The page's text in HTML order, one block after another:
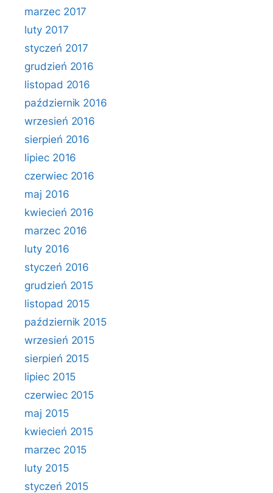
marzec 2017
luty 2017
styczeń 2017
grudzień 2016
listopad 2016
październik 2016
wrzesień 2016
sierpień 2016
lipiec 2016
czerwiec 2016
maj 2016
kwiecień 2016
marzec 2016
luty 2016
styczeń 2016
grudzień 2015
listopad 2015
październik 2015
wrzesień 2015
sierpień 2015
lipiec 2015
czerwiec 2015
maj 2015
kwiecień 2015
marzec 2015
luty 2015
styczeń 2015